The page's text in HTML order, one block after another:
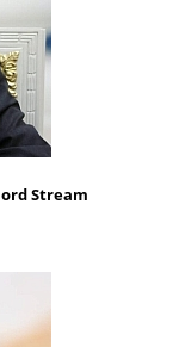
Stream